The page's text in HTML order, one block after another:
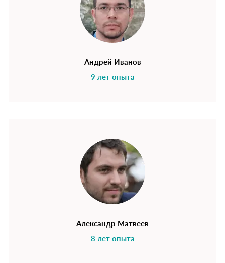
Андрей Иванов
9 лет опыта
Александр Матвеев
8 лет опыта